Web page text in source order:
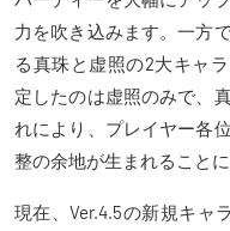
力を吹き込みます。一方
る真珠と虚照の2大キャ
定したのは虚照のみで、
れにより、プレイヤー各
整の余地が生まれることに
現在、Ver.4.5の新規キャ